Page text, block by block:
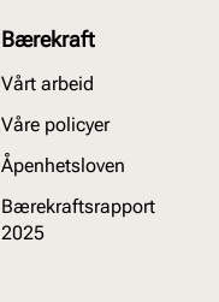
Bærekraft
Vårt arbeid
Våre policyer
Åpenhetsloven
Bærekraftsrapport
2025